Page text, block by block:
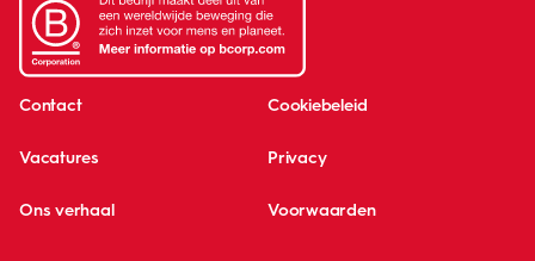
Contact Cookiebeleid
Vacatures Privacy
Ons verhaal Voorwaarden